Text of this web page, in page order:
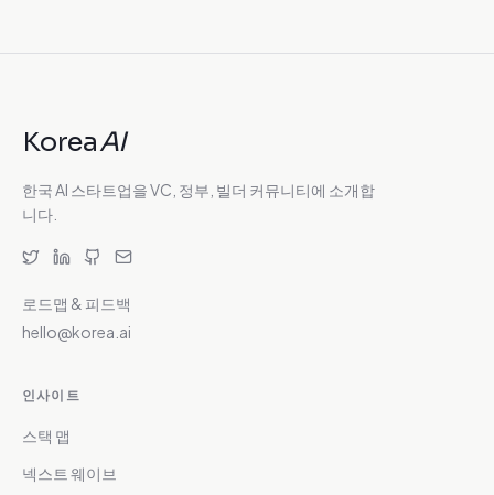
KoreaAI
한국 AI 스타트업을 VC, 정부, 빌더 커뮤니티에 소개합
니다.
로드맵 & 피드백
hello@korea.ai
인사이트
스택 맵
넥스트 웨이브